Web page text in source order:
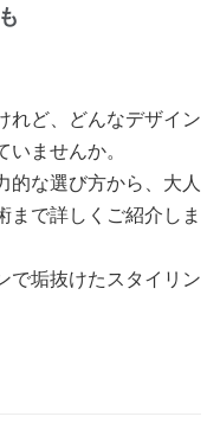
れど、どんなデザイン
ませんか。
的な選び方から、大人
まで詳しくご紹介しま
で垢抜けたスタイリン